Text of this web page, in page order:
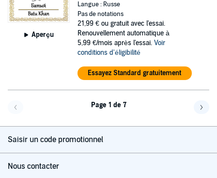
Aperçu
Langue : Russe
Pas de notations
21,99 € ou gratuit avec l'essai.
Renouvellement automatique à
5,99 €/mois après l'essai. Voir
conditions d'éligibilité
Essayez Standard gratuitement
Page 1 de 7
Saisir un code promotionnel
Nous contacter